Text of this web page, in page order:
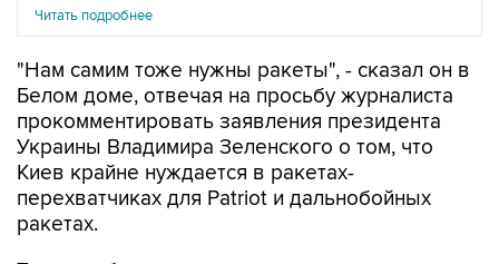
Читать подробнее
"Нам самим тоже нужны ракеты", - сказал он в
Белом доме, отвечая на просьбу журналиста
прокомментировать заявления президента
Украины Владимира Зеленского о том, что
Киев крайне нуждается в ракетах-
перехватчиках для Patriot и дальнобойных
ракетах.